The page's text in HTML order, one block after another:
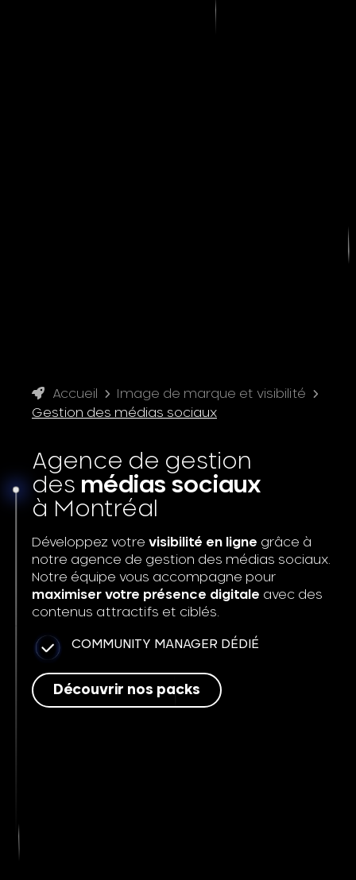
Accueil
Image de marque et visibilité
Gestion des médias sociaux
Agence de gestion
des médias sociaux
à Montréal
Développez votre visibilité en ligne grâce à
notre agence de gestion des médias sociaux.
Notre équipe vous accompagne pour
maximiser votre présence digitale avec des
contenus attractifs et ciblés.
COMMUNITY MANAGER DÉDIÉ
Découvrir nos packs